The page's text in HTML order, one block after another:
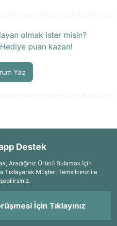
olmak ister misin?
puan kazan!
Yaz
Destek
Aradığınız Ürünü Bulamak İçin
Tıklayarak Müşteri Temsilciniz ile
İçin Tıklayınız